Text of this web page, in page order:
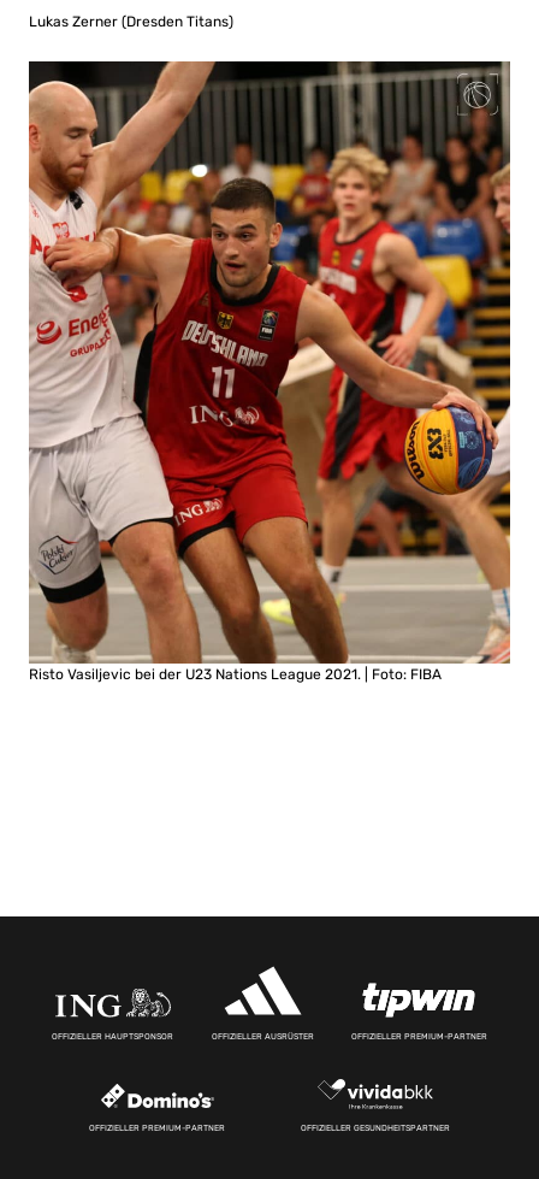
Lukas Zerner (Dresden Titans)
Risto Vasiljevic bei der U23 Nations League 2021. | Foto: FIBA
OFFIZIELLER HAUPTSPONSOR OFFIZIELLER AUSRÜSTER OFFIZIELLER PREMIUM-PARTNER
OFFIZIELLER PREMIUM-PARTNER OFFIZIELLER GESUNDHEITSPARTNER